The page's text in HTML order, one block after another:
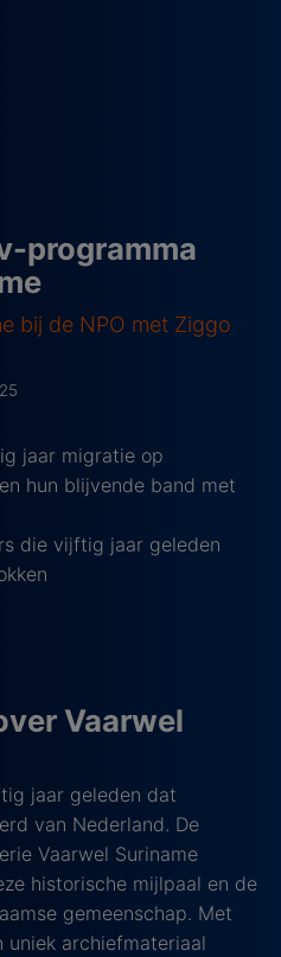
programma
bij de NPO met Ziggo
jaar migratie op
hun blijvende band met
die vijftig jaar geleden
Vaarwel
jaar geleden dat
van Nederland. De
Vaarwel Suriname
historische mijlpaal en de
gemeenschap. Met
uniek archiefmateriaal